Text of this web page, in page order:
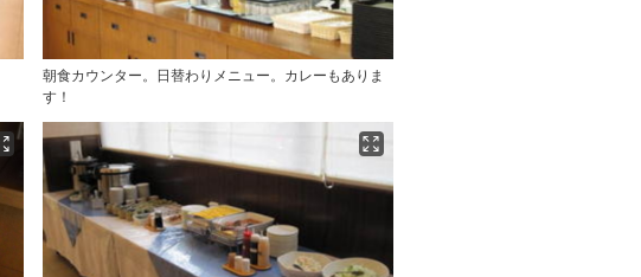
朝食カウンター。日替わりメニュー。カレーもありま
す！